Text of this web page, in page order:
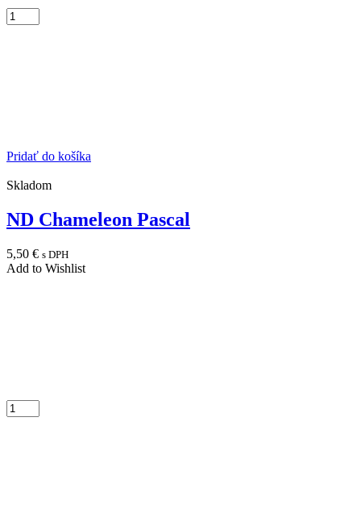
Pridať do košíka
Skladom
ND Chameleon Pascal
5,50 € s DPH
Add to Wishlist